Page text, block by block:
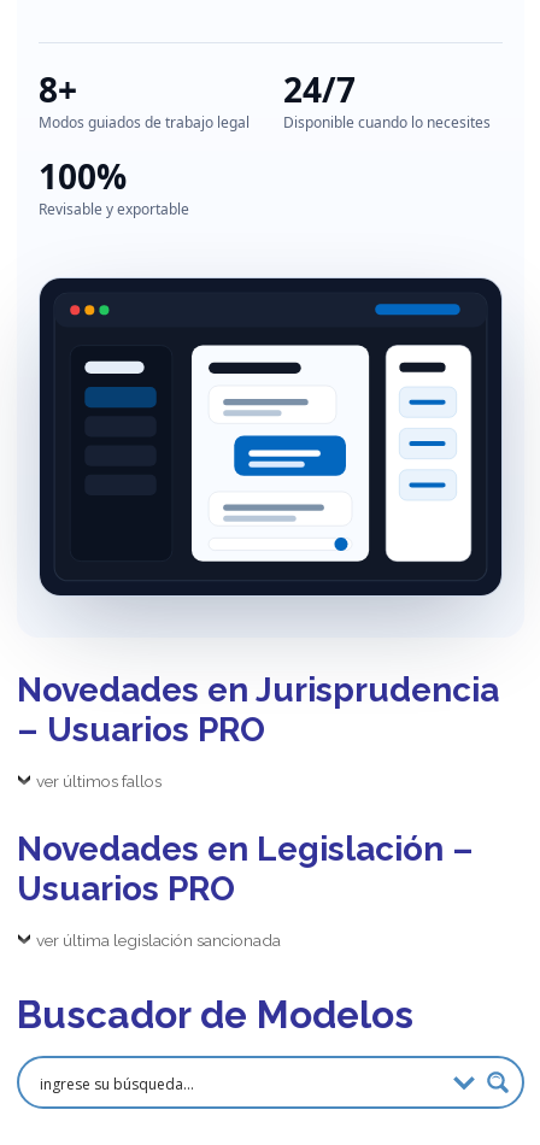
8+
Modos guiados de trabajo legal
24/7
Disponible cuando lo necesites
100%
Revisable y exportable
Novedades en Jurisprudencia
– Usuarios PRO
ver últimos fallos
Novedades en Legislación –
Usuarios PRO
ver última legislación sancionada
Buscador de Modelos